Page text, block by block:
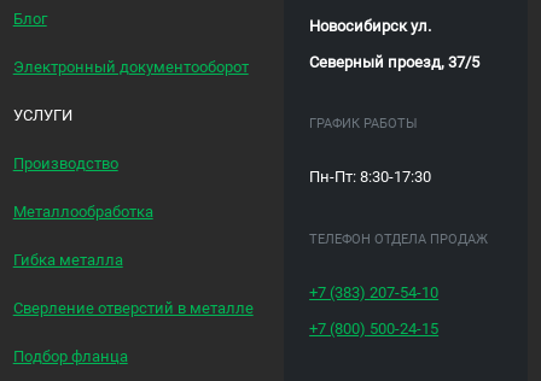
Блог
Электронный документооборот
УСЛУГИ
Производство
Металлообработка
Гибка металла
Сверление отверстий в металле
Подбор фланца
Новосибирск ул.
Северный проезд, 37/5
ГРАФИК РАБОТЫ
Пн-Пт: 8:30-17:30
ТЕЛЕФОН ОТДЕЛА ПРОДАЖ
+7 (383)207-54-10
+7 (800) 500-24-15